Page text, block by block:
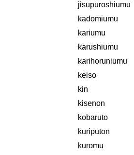
jisupuroshiumu
kadomiumu
kariumu
karushiumu
karihoruniumu
keiso
kin
kisenon
kobaruto
kuriputon
kuromu